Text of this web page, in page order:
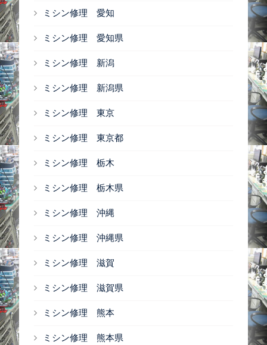
ミシン修理 愛知
ミシン修理 愛知県
ミシン修理 新潟
ミシン修理 新潟県
ミシン修理 東京
ミシン修理 東京都
ミシン修理 栃木
ミシン修理 栃木県
ミシン修理 沖縄
ミシン修理 沖縄県
ミシン修理 滋賀
ミシン修理 滋賀県
ミシン修理 熊本
ミシン修理 熊本県